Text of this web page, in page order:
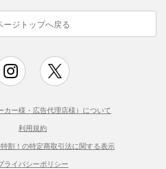
ージトップへ戻る
カー様・広告代理店様）について
利用規約
割！の特定商取引法に関する表示
ライバシーポリシー